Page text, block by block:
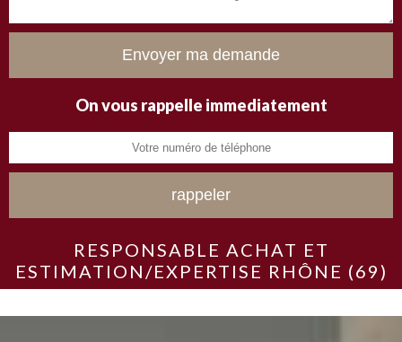
On vous rappelle immediatement
RESPONSABLE ACHAT ET
ESTIMATION/EXPERTISE RHÔNE (69)